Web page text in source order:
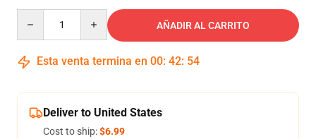
AÑADIR AL CARRITO
Esta venta termina en 00: 42: 54
Deliver to United States
Cost to ship:$6.99